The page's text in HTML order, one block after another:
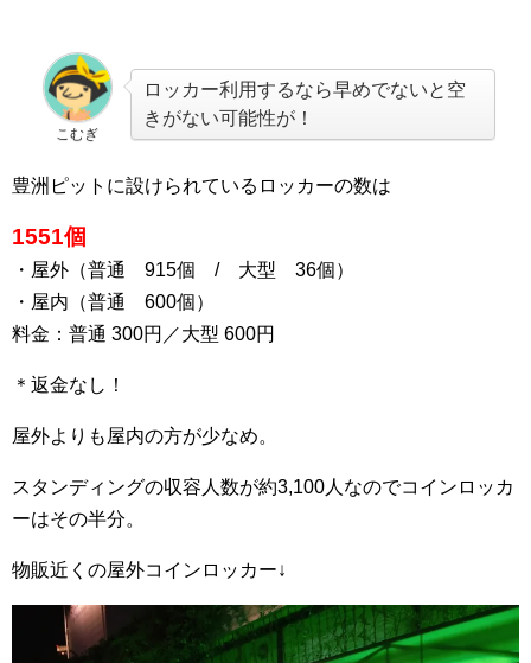
こむぎ
ロッカー利用するなら早めでないと空
きがない可能性が！
豊洲ピットに設けられているロッカーの数は
1551個
・屋外（普通 915個 / 大型 36個）
・屋内（普通 600個）
料金：普通 300円／大型 600円
＊返金なし！
屋外よりも屋内の方が少なめ。
スタンディングの収容人数が約3,100人なのでコインロッカ
ーはその半分。
物販近くの屋外コインロッカー↓